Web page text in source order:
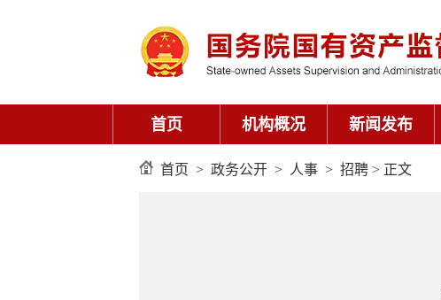
首页 机构概况 新闻发布
首页 > 政务公开 > 人事 > 招聘 > 正文